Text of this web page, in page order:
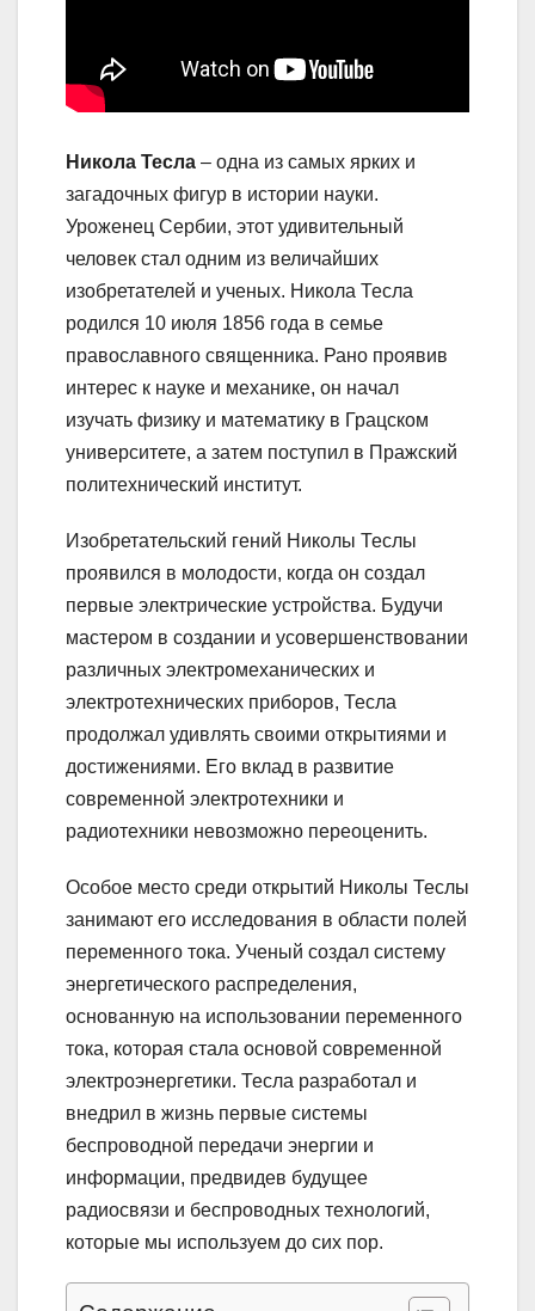
Никола Тесла – одна из самых ярких и
загадочных фигур в истории науки.
Уроженец Сербии, этот удивительный
человек стал одним из величайших
изобретателей и ученых. Никола Тесла
родился 10 июля 1856 года в семье
православного священника. Рано проявив
интерес к науке и механике, он начал
изучать физику и математику в Грацском
университете, а затем поступил в Пражский
политехнический институт.
Изобретательский гений Николы Теслы
проявился в молодости, когда он создал
первые электрические устройства. Будучи
мастером в создании и усовершенствовании
различных электромеханических и
электротехнических приборов, Тесла
продолжал удивлять своими открытиями и
достижениями. Его вклад в развитие
современной электротехники и
радиотехники невозможно переоценить.
Особое место среди открытий Николы Теслы
занимают его исследования в области полей
переменного тока. Ученый создал систему
энергетического распределения,
основанную на использовании переменного
тока, которая стала основой современной
электроэнергетики. Тесла разработал и
внедрил в жизнь первые системы
беспроводной передачи энергии и
информации, предвидев будущее
радиосвязи и беспроводных технологий,
которые мы используем до сих пор.